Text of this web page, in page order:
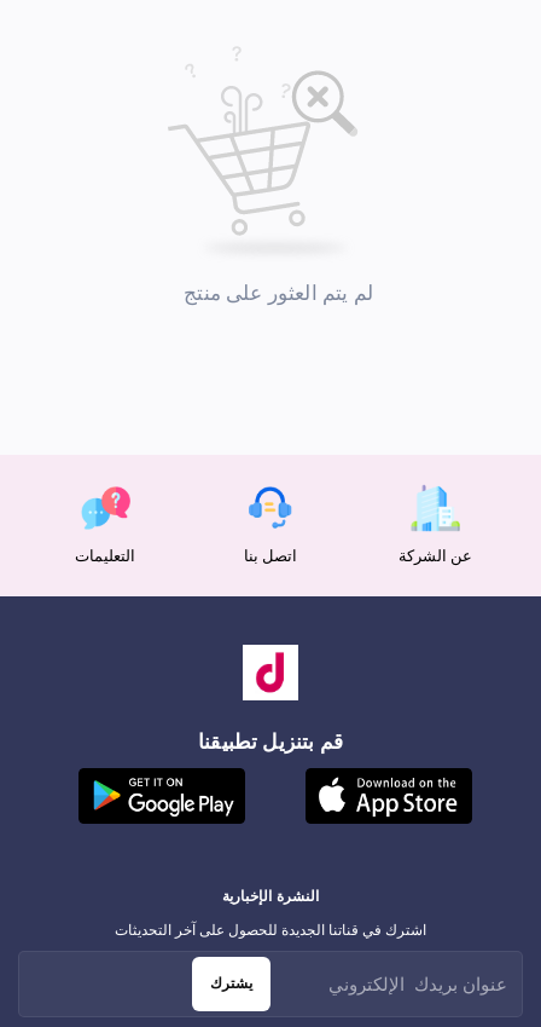
لم يتم العثور على منتج
عن الشركة اتصل بنا التعليمات
قم بتنزيل تطبيقنا
النشرة الإخبارية
اشترك في قناتنا الجديدة للحصول على آخر التحديثات
يشترك